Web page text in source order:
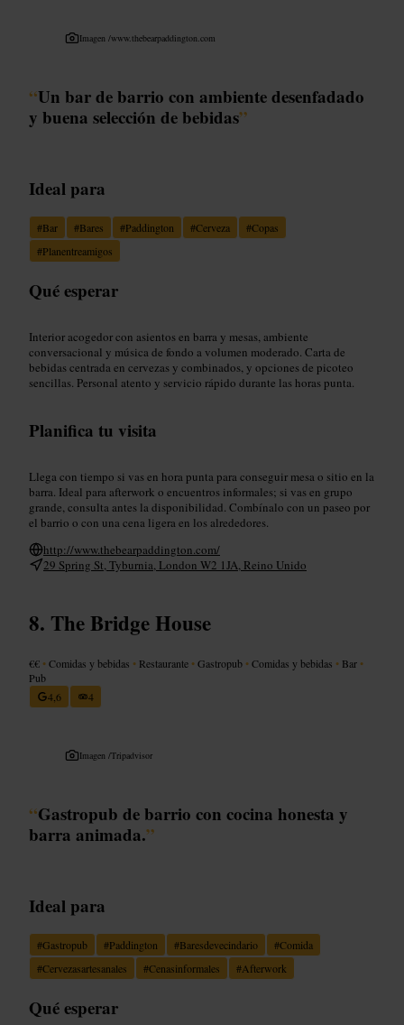
Imagen /www.thebearpaddington.com
“Un bar de barrio con ambiente desenfadado
y buena selección de bebidas”
Ideal para
#Bar #Bares #Paddington #Cerveza #Copas
#Planentreamigos
Qué esperar
Interior acogedor con asientos en barra y mesas, ambiente
conversacional y música de fondo a volumen moderado. Carta de
bebidas centrada en cervezas y combinados, y opciones de picoteo
sencillas. Personal atento y servicio rápido durante las horas punta.
Planifica tu visita
Llega con tiempo si vas en hora punta para conseguir mesa o sitio en la
barra. Ideal para afterwork o encuentros informales; si vas en grupo
grande, consulta antes la disponibilidad. Combínalo con un paseo por
el barrio o con una cena ligera en los alrededores.
http://www.thebearpaddington.com/
29 Spring St, Tyburnia, London W2 1JA, Reino Unido
The Bridge House
€€ •Comidas y bebidas • Restaurante •Gastropub •Comidas y bebidas • Bar •
Pub
4,6
4
Imagen /Tripadvisor
“Gastropub de barrio con cocina honesta y
barra animada.”
Ideal para
#Gastropub #Paddington #Baresdevecindario #Comida
#Cervezasartesanales #Cenasinformales #Afterwork
Qué esperar